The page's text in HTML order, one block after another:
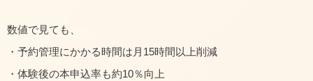
数値で見ても、
・予約管理にかかる時間は月15時間以上削減
・体験後の本申込率も約10％向上